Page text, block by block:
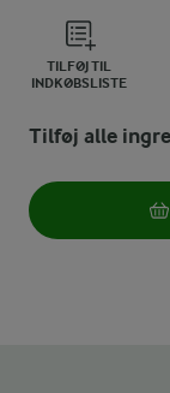
TILFØJ TIL
INDKØBSLISTE
Tilføj alle